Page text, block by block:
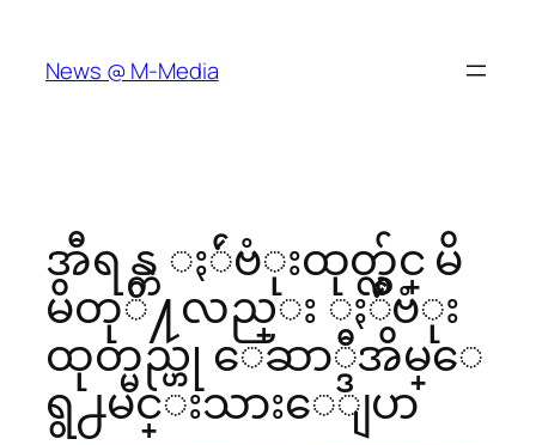
content
News @ M-Media
အီရန္က ႏ်ဴဗံုးထုတ္လွ်င္ မိ
မိတုိ႔လည္း ႏ်ဴဗံုး
ထုတ္မည္ဟု ေဆာ္ဒီအိမ္ေ
ရွ႕မင္းသားေျပာ